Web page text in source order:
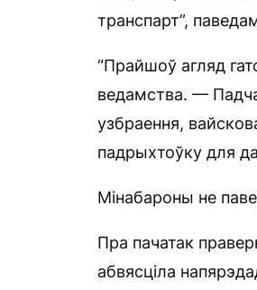
транспарт”,
“Прайшоў агляд
ведамства. —
узбраення,
падрыхтоўку для
Мінабароны не
Пра пачатак
абвясціла